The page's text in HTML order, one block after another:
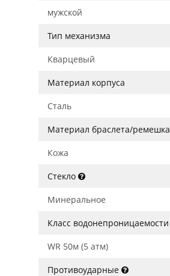
мужской
Тип механизма
Кварцевый
Материал корпуса
Сталь
Материал браслета/ремешка
Кожа
Стекло
Минеральное
Класс водонепроницаемости
WR 50м (5 атм)
Противоударные